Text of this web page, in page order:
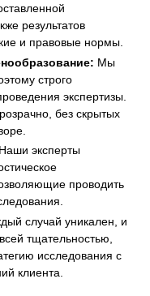
результатов
и правовые нормы.
Мы
строго
экспертизы.
без скрытых
Наши эксперты
проводить
случай уникален, и
тщательностью,
исследования с
клиента.